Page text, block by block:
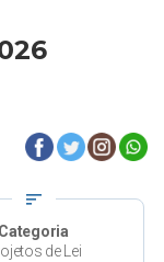
sort
Categoria
de Lei